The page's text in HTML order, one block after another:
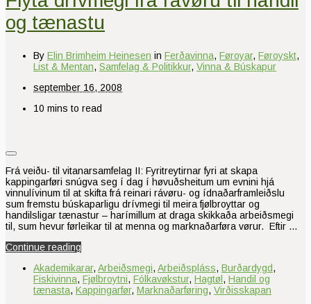
og tænastu
By Elin Brimheim Heinesen in Ferðavinna, Føroyar, Føroyskt,
List & Mentan, Samfelag & Politikkur, Vinna & Búskapur
september 16, 2008
10 mins to read
Frá veiðu- til vitanarsamfelag II: Fyritreytirnar fyri at skapa
kappingarføri snúgva seg í dag í høvuðsheitum um evnini hjá
vinnulívinum til at skifta frá reinari rávøru- og ídnaðarframleiðslu
sum fremstu búskaparligu drívmegi til meira fjølbroyttar og
handilsligar tænastur – harímillum at draga skikkaða arbeiðsmegi
til, sum hevur førleikar til at menna og marknaðarføra vørur. Eftir …
Continue reading
Akademikarar, Arbeiðsmegi, Arbeiðspláss, Burðardygd,
Fiskivinna, Fjølbroytni, Fólkavøkstur, Hagtøl , Handil og
tænasta, Kappingarfør, Marknaðarføring, Virðisskapan